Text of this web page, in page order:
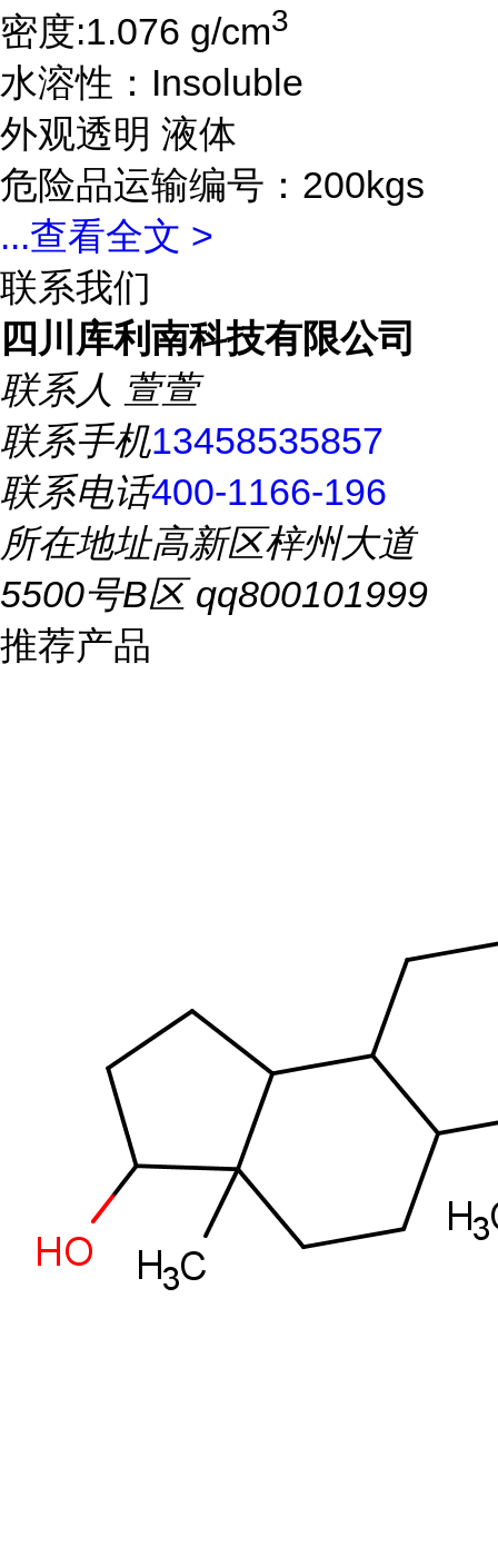
密度:1.076 g/cm3
水溶性：Insoluble
外观透明 液体
危险品运输编号：200kgs
...查看全文 >
联系我们
四川库利南科技有限公司
联系人 萱萱
联系手机13458535857
联系电话400-1166-196
所在地址高新区梓州大道
5500号B区 qq800101999
推荐产品